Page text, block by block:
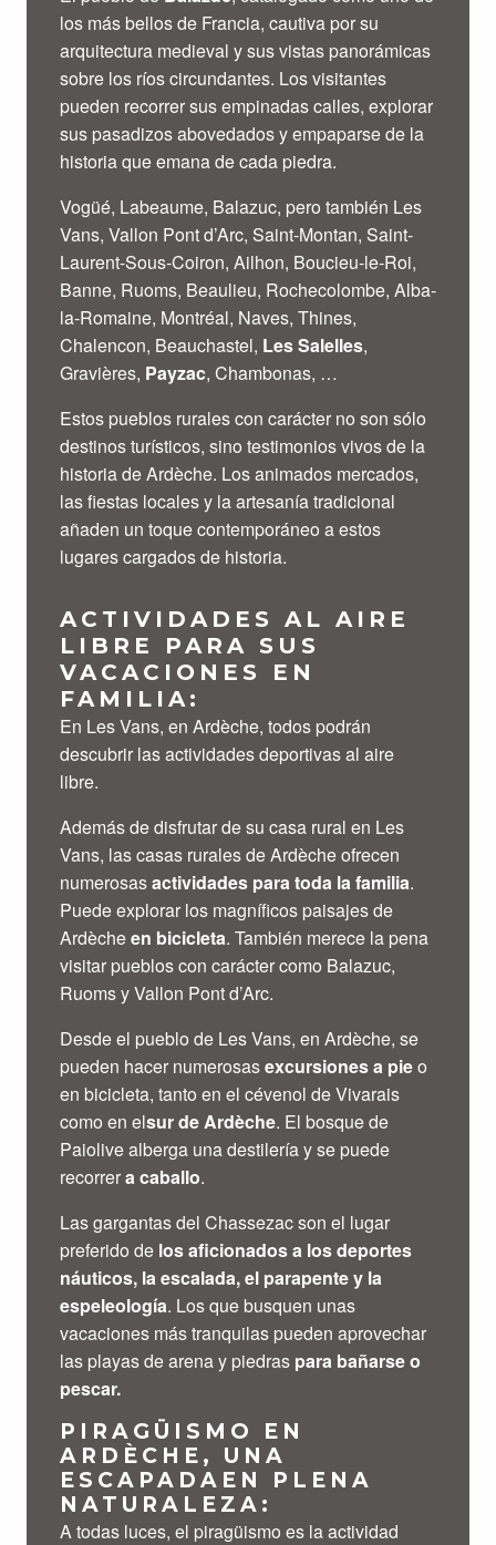
los más bellos de Francia, cautiva por su
arquitectura medieval y sus vistas panorámicas
sobre los ríos circundantes. Los visitantes
pueden recorrer sus empinadas calles, explorar
sus pasadizos abovedados y empaparse de la
historia que emana de cada piedra.
Vogüé, Labeaume, Balazuc, pero también Les
Vans, Vallon Pont d’Arc, Saint-Montan, Saint-
Laurent-Sous-Coiron, Ailhon, Boucieu-le-Roi,
Banne, Ruoms, Beaulieu, Rochecolombe, Alba-
la-Romaine, Montréal, Naves, Thines,
Chalencon, Beauchastel, Les Salelles,
Gravières, Payzac, Chambonas, …
Estos pueblos rurales con carácter no son sólo
destinos turísticos, sino testimonios vivos de la
historia de Ardèche. Los animados mercados,
las fiestas locales y la artesanía tradicional
añaden un toque contemporáneo a estos
lugares cargados de historia.
ACTIVIDADES AL AIRE
LIBRE PARA SUS
VACACIONES EN
FAMILIA:
En Les Vans, en Ardèche, todos podrán
descubrir las actividades deportivas al aire
libre.
Además de disfrutar de su casa rural en Les
Vans, las casas rurales de Ardèche ofrecen
numerosasactividades para toda la familia.
Puede explorar los magníficos paisajes de
Ardècheen bicicleta. También merece la pena
visitar pueblos con carácter como Balazuc,
Ruoms y Vallon Pont d’Arc.
Desde el pueblo de Les Vans, en Ardèche, se
pueden hacer numerosasexcursiones a pieo
en bicicleta, tanto en el cévenol de Vivarais
como en elsur de Ardèche. El bosque de
Paiolive alberga una destilería y se puede
recorrera caballo.
Las gargantas del Chassezac son el lugar
preferido de los aficionados a los deportes
náuticos, la escalada, el parapente y la
espeleología. Los que busquen unas
vacaciones más tranquilas pueden aprovechar
las playas de arena y piedras para bañarse o
pescar.
PIRAGÜISMO EN
ARDÈCHE, UNA
ESCAPADA EN PLENA
NATURALEZA:
A todas luces, el piragüismo es la actividad